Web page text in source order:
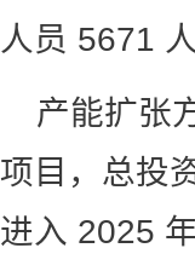
人员 5671
产能扩张
项目，总投
进入 2025